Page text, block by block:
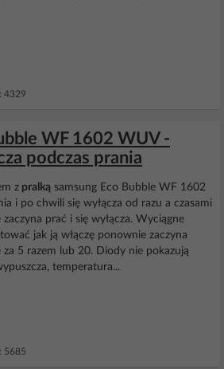
4329
WF 1602 WUV -
podczas prania
z pralką samsung Eco Bubble WF 1602
i po chwili się wyłącza od razu a czasami
prać i się wyłącza. Wyciągne
jak ją włączę ponownie zaczyna
za 5 razem lub 20. Diody nie pokazują
temperatura...
5685